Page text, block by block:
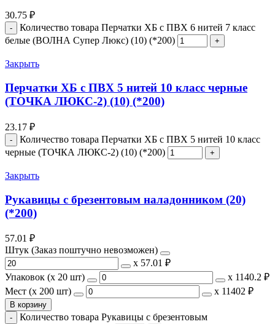
30.75 ₽
Количество товара Перчатки ХБ с ПВХ 6 нитей 7 класс
белые (ВОЛНА Супер Люкс) (10) (*200)
Закрыть
Перчатки ХБ с ПВХ 5 нитей 10 класс черные
(ТОЧКА ЛЮКС-2) (10) (*200)
23.17 ₽
Количество товара Перчатки ХБ с ПВХ 5 нитей 10 класс
черные (ТОЧКА ЛЮКС-2) (10) (*200)
Закрыть
Рукавицы с брезентовым наладонником (20)
(*200)
57.01 ₽
Штук (Заказ поштучно невозможен)
х 57.01 ₽
Упаковок (x 20 шт)
х 1140.2 ₽
Мест (x 200 шт)
х 11402 ₽
В корзину
Количество товара Рукавицы с брезентовым